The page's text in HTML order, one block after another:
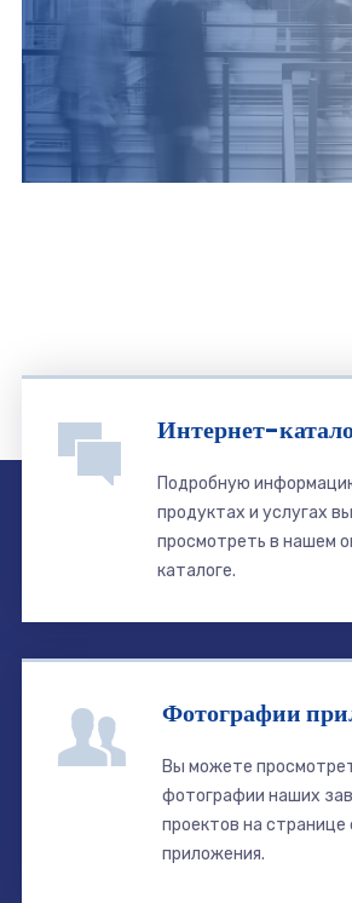
Интернет-
Подробную
продуктах и ​​услугах
просмотреть в нашем
каталоге.
Фотографии
Вы можете
фотографии наших
проектов на
приложения.